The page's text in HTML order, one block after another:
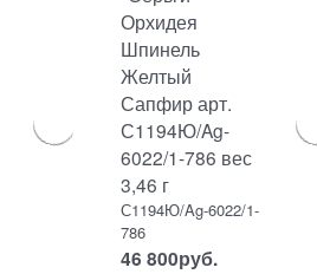
Орхидея
Шпинель
Желтый
Сапфир арт.
С1194Ю/Ag-
6022/1-786 вес
3,46 г
С1194Ю/Ag-6022/1-
786
46 800руб.